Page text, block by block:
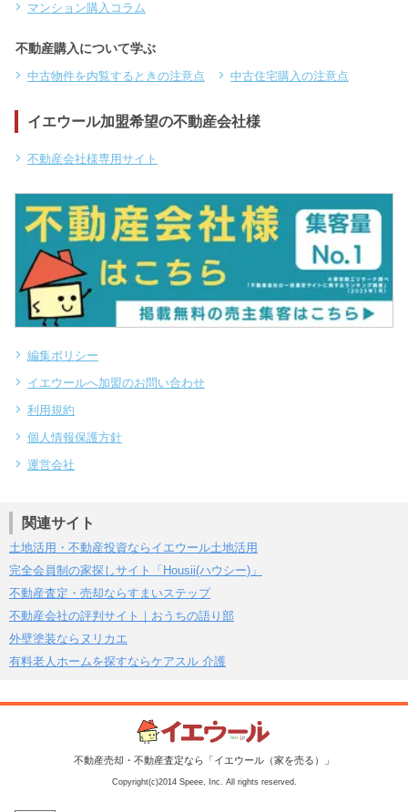
マンション購入コラム
不動産購入について学ぶ
中古物件を内覧するときの注意点 中古住宅購入の注意点
イエウール加盟希望の不動産会社様
不動産会社様専用サイト
編集ポリシー
イエウールへ加盟のお問い合わせ
利用規約
個人情報保護方針
運営会社
関連サイト
土地活用・不動産投資ならイエウール土地活用
完全会員制の家探しサイト「Housii(ハウシー)」
不動産査定・売却ならすまいステップ
不動産会社の評判サイト｜おうちの語り部
外壁塗装ならヌリカエ
有料老人ホームを探すならケアスル 介護
不動産売却・不動産査定なら「イエウール（家を売る）」
Copyright(c)2014 Speee, Inc. All rights reserved.